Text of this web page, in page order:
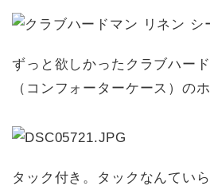
ずっと欲しかったクラブハー
（コンフォーターケース）のホ
タック付き。タックなんてい